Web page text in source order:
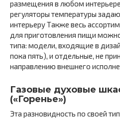
размещения в любом
регуляторы температуры
интерьеру Также весь
для приготовления пищи
типа: модели, входящие в
пока пять), и отдельные, не
направлению внешнего
Газовые духовые
(«Горенье»)
Эта разновидность по своей